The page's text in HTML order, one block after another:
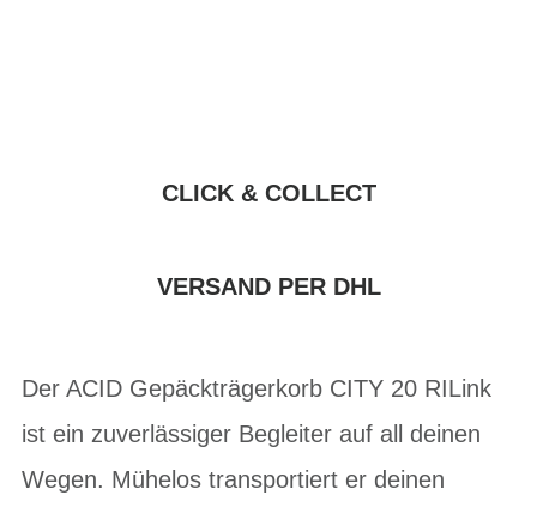
CLICK & COLLECT
VERSAND PER DHL
Der ACID Gepäckträgerkorb CITY 20 RILink
ist ein zuverlässiger Begleiter auf all deinen
Wegen. Mühelos transportiert er deinen